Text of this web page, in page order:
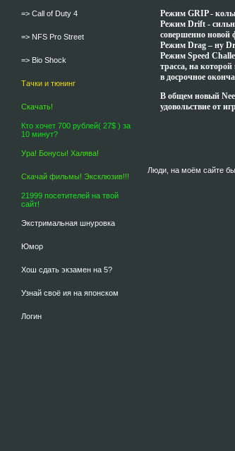
=> Call of Duty 4
=> NFS Pro Street
=> Bio Shock
Тачки и тюнинг
Скачать!
Кто хочет 700 рублей( 27$ ) за
10 минут?
Ура! Бонусы! Халява!
Скачай фильмы! Эксклюзив!!!
21999 посетителей на твой
сайт!
Экстримальная шнуровка
Юмор
Хош сдать экзамен на 5?
Узнай своё ия на японском
Логин
Режим GRIP -
Режим Drift -
совершенно новой
Режим Drag – ну
Режим Speed
трасса, на
в досрочное
В общем новый
удовольствие от
Люди, на моём сайте